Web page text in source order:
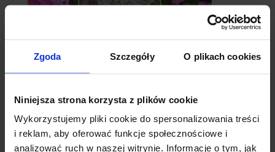
Zgoda Szczegóły O plikach cookies
Niniejsza strona korzysta z plików cookie
Wykorzystujemy pliki cookie do spersonalizowania treści
i reklam, aby oferować funkcje społecznościowe i
analizować ruch w naszej witrynie. Informacje o tym, jak